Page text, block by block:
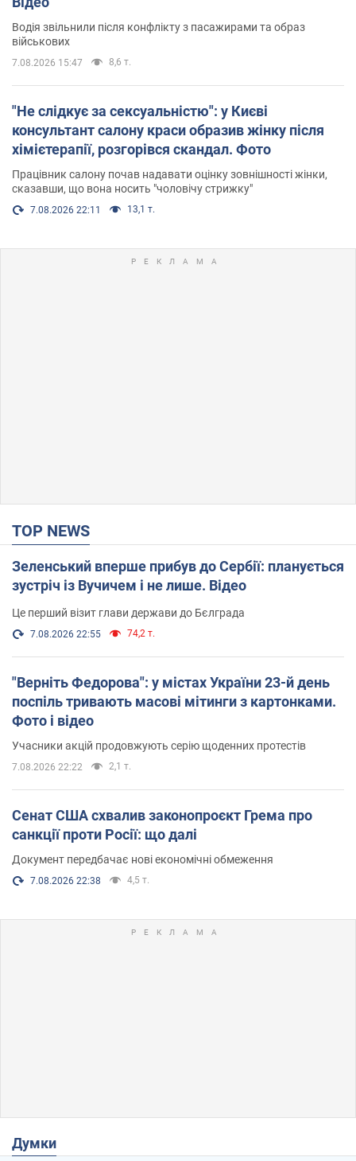
Водія звільнили після конфлікту з пасажирами та образ
військових
7.08.2026 15:47 8,6 т.
"Не слідкує за сексуальністю": у Києві
консультант салону краси образив жінку після
хімієтерапії, розгорівся скандал. Фото
Працівник салону почав надавати оцінку зовнішності жінки,
сказавши, що вона носить "чоловічу стрижку"
7.08.2026 22:11 13,1 т.
TOP NEWS
Зеленський вперше прибув до Сербії: планується
зустріч із Вучичем і не лише. Відео
Це перший візит глави держави до Бєлграда
7.08.2026 22:55 74,2 т.
"Верніть Федорова": у містах України 23-й день
поспіль тривають масові мітинги з картонками.
Фото і відео
Учасники акцій продовжують серію щоденних протестів
7.08.2026 22:22 2,1 т.
Сенат США схвалив законопроєкт Грема про
санкції проти Росії: що далі
Документ передбачає нові економічні обмеження
7.08.2026 22:38 4,5 т.
Думки